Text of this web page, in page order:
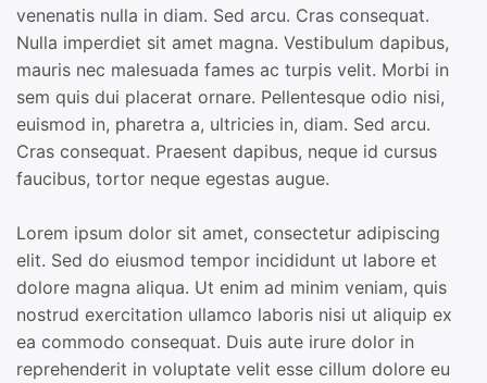
venenatis nulla in diam. Sed arcu. Cras consequat.
Nulla imperdiet sit amet magna. Vestibulum dapibus,
mauris nec malesuada fames ac turpis velit. Morbi in
sem quis dui placerat ornare. Pellentesque odio nisi,
euismod in, pharetra a, ultricies in, diam. Sed arcu.
Cras consequat. Praesent dapibus, neque id cursus
faucibus, tortor neque egestas augue.
Lorem ipsum dolor sit amet, consectetur adipiscing
elit. Sed do eiusmod tempor incididunt ut labore et
dolore magna aliqua. Ut enim ad minim veniam, quis
nostrud exercitation ullamco laboris nisi ut aliquip ex
ea commodo consequat. Duis aute irure dolor in
reprehenderit in voluptate velit esse cillum dolore eu